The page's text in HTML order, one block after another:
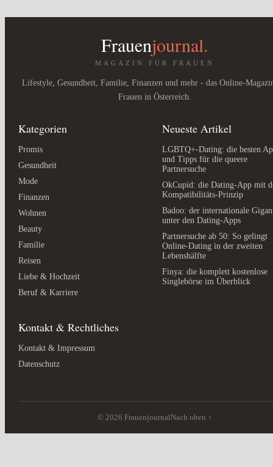
Frauenjournal.
MAGAZIN FÜR FRAUEN
Lifestyle, Gesundheit, Familie, Finanzen und mehr - das Online-
Frauen in Österreich.
Kategorien
Promis
Gesundheit
Mode
Finanzen
Wohnen
Beauty
Familie
Reisen
Liebe & Hochzeit
Beruf & Karriere
Neueste Artikel
LGBTQ+-Dating: die besten
und Tipps für die queere
Partnersuche
OkCupid: die Dating-App mit
Kompatibilitäts-Prinzip
Badoo: der internationale
unter den Dating-Apps
Partnersuche ab 50: So gelingt
Online-Dating in der zweiten
Lebenshälfte
Finya: die komplett kostenlose
Singlebörse im Überblick
Kontakt & Rechtliches
Kontakt & Impressum
Datenschutz
© 2026 FrauenjournalNach oben ↑